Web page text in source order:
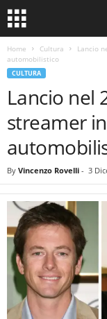
Home Cultura
Lancio
automobilistico
CULTURA
Lancio nel
streamer
By Vincenzo Rovelli - 3